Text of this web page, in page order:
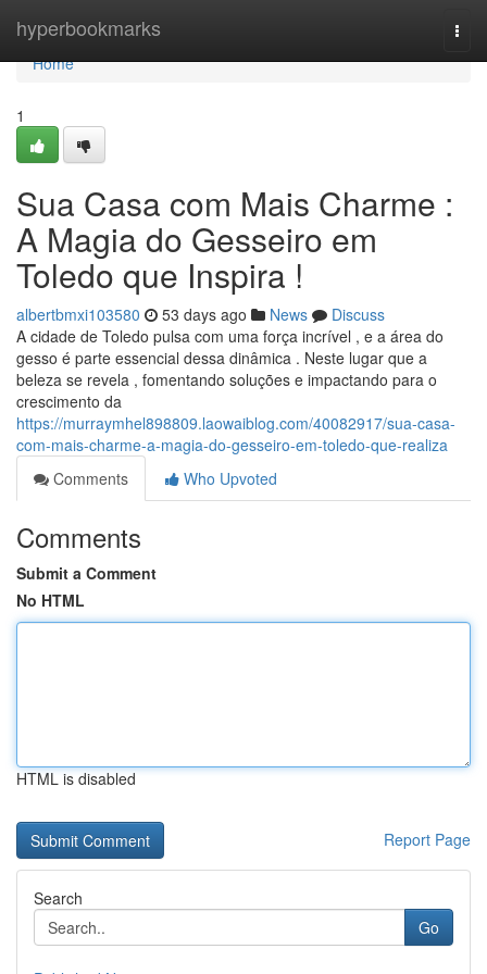
hyperbookmarks
Home
Home
1
Sua Casa com Mais Charme :
A Magia do Gesseiro em
Toledo que Inspira !
albertbmxi103580 53 days ago News
Discuss
A cidade de Toledo pulsa com uma força incrível , e a área do
gesso é parte essencial dessa dinâmica . Neste lugar que a
beleza se revela , fomentando soluções e impactando para o
crescimento da
https://murraymhel898809.laowaiblog.com/40082917/sua-casa-
com-mais-charme-a-magia-do-gesseiro-em-toledo-que-realiza
Comments
Who Upvoted
Comments
Submit a Comment
No HTML
HTML is disabled
Report Page
Search
Go